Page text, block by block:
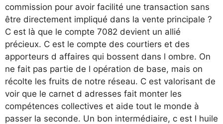
commission pour avoir facilité une transaction sans
être directement impliqué dans la vente principale ?
C est là que le compte 7082 devient un allié
précieux. C est le compte des courtiers et des
apporteurs d affaires qui bossent dans l ombre. On
ne fait pas partie de l opération de base, mais on
récolte les fruits de notre réseau. C est valorisant de
voir que le carnet d adresses fait monter les
compétences collectives et aide tout le monde à
passer la seconde. Un bon intermédiaire, c est l huile